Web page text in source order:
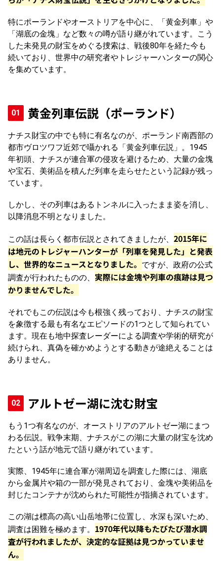
特にポーランドやオーストリアを中心に、「黄金列車」や
「湖底の金塊」など数々の噂が語り継がれています。こう
した未発見の財宝をめぐる捜索は、戦後80年を経た今も
続いており、世界中の研究者やトレジャーハンターの関心
を集めています。
黄金列車伝説（ポーランド）
ナチス財宝の中でも特に有名なのが、ポーランド南西部の
都市ヴロツワフ近郊で囁かれる「黄金列車伝説」。1945
年初頭、ナチスが連合軍の侵攻を避けるため、大量の金塊
や宝石、美術品を積んだ列車を走らせたという記録が残っ
ています。
しかし、その列車はあるトンネルに入ったまま姿を消し、
以降消息不明となりました。
この話は長らく都市伝説とされてきましたが、 2015年に
は地元のトレジャーハンターが「列車を発見した」と発表
し、世界的なニュースとなりました。 ですが、政府の公式
調査が行われたものの、 実際には金塊や列車の痕跡は見つ
かりませんでした。
それでもこの伝説は今も根強く残っており、ナチスの財宝
を象徴する最も有名なエピソードの1つとして知られてい
ます。現在も地中探査レーダーによる調査や学術的研究が
続けられ、真偽を確かめようとする動きが途絶えることは
ありません。
アルトゼー湖に沈む財宝
もう1つ有名なのが、オーストリアのアルトゼー湖にまつ
わる伝説。戦争末期、ナチスがこの湖に大量の財宝を沈め
たという話が地元で語り継がれています。
実際、1945年に連合軍が湖周辺を調査した際には、湖底
から金属片や箱の一部が発見されており、金塊や美術品を
封じたコンテナが沈められた可能性が指摘されています。
この湖は標高の高い山岳地帯に位置し、水深も深いため、
調査は困難を極めます。 1970年代以降もたびたび潜水調
査が行われましたが、決定的な証拠は見つかっていませ
ん。